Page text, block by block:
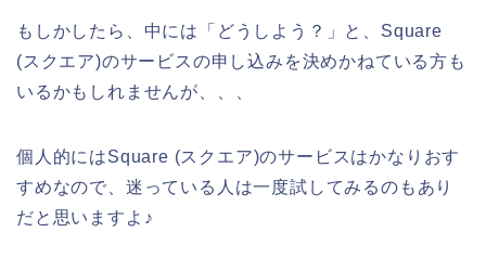
もしかしたら、中には「どうしよう？」と、Square
(スクエア)のサービスの申し込みを決めかねている方も
いるかもしれませんが、、、
個人的にはSquare (スクエア)のサービスはかなりおす
すめなので、迷っている人は一度試してみるのもあり
だと思いますよ♪